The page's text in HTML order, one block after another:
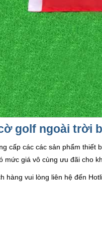
golf ngoài trời
cấp các các sản phẩm
giá vô cùng ưu đãi cho
hàng vui lòng liên hệ đến